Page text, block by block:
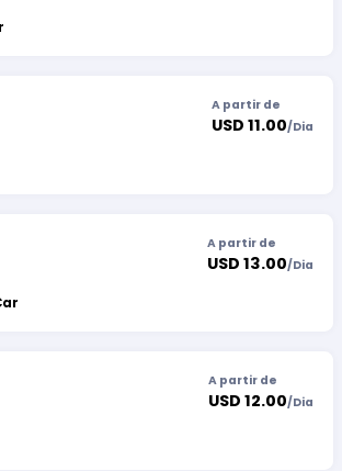
A partir de
USD 11.00/Dia
A partir de
USD 13.00/Dia
A partir de
USD 12.00/Dia